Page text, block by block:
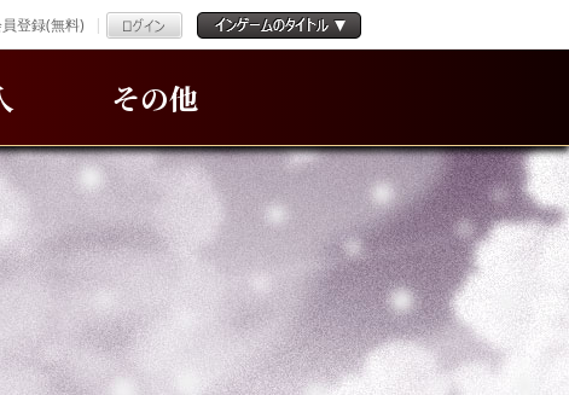
登録(無料)
その他